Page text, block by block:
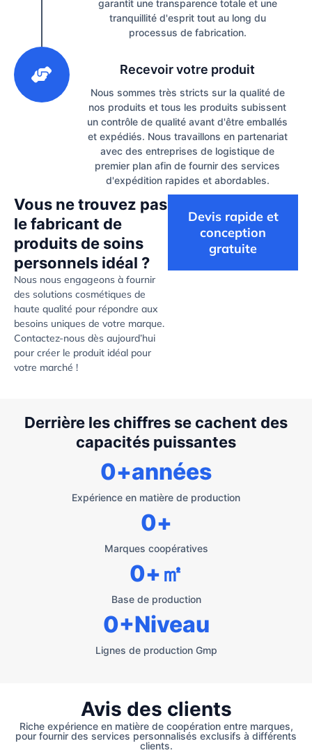
garantit une transparence totale et une
tranquillité d'esprit tout au long du
processus de fabrication.
Recevoir votre produit
Nous sommes très stricts sur la qualité de
nos produits et tous les produits subissent
un contrôle de qualité avant d'être emballés
et expédiés. Nous travaillons en partenariat
avec des entreprises de logistique de
premier plan afin de fournir des services
d'expédition rapides et abordables.
Vous ne trouvez pas
le fabricant de
produits de soins
personnels idéal ?
Nous nous engageons à fournir
des solutions cosmétiques de
haute qualité pour répondre aux
besoins uniques de votre marque.
Contactez-nous dès aujourd’hui
pour créer le produit idéal pour
votre marché !
Devis rapide et
conception
gratuite
Derrière les chiffres se cachent des
capacités puissantes
Expérience en matière de production
0+années
Marques coopératives
0+
Base de production
0+㎡
Lignes de production Gmp
0+Niveau
Avis des clients
Riche expérience en matière de coopération entre marques,
pour fournir des services personnalisés exclusifs à différents
clients.